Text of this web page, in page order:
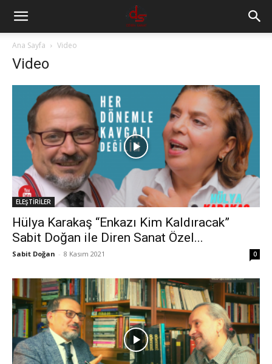
Ana Sayfa Video
Video
ELEŞTİRİLER
Hülya Karakaş “Enkazı Kim Kaldıracak”
Sabit Doğan ile Diren Sanat Özel...
Sabit Doğan - 8 Kasım 2021 0